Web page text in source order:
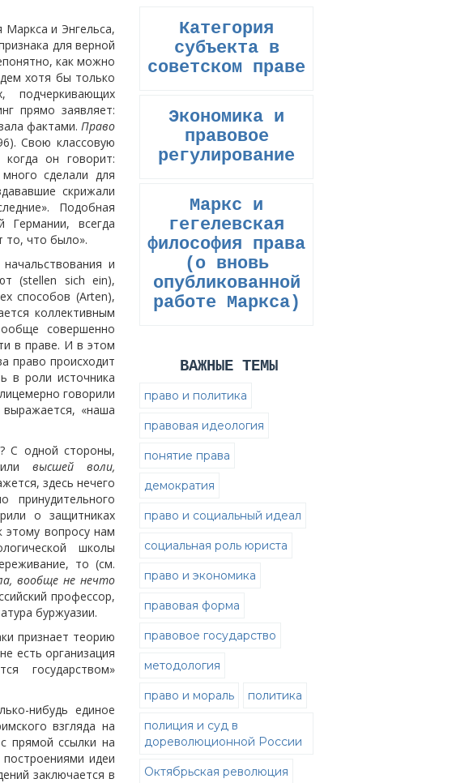
и Энгельса,
для верной
как можно
хотя бы только
подчеркивающих
прямо заявляет:
фактами. Право
Свою классовую
он говорит:
сделали для
скрижали
Подобная
Германии, всегда
то, что было».
и
(stellen sich ein),
способов (Arten),
коллективным
совершенно
в праве. И в этом
право происходит
в роли источника
говорили
«наша
С одной стороны,
иливысшей воли,
здесь нечего
принудительного
о защитниках
этому вопросу нам
школы
то (см.
вообще не нечто
профессор,
буржуазии.
признает теорию
есть организация
государством»
нибудь единое
взгляда на
прямой ссылки на
идеи
заключается в
Категория
субъекта в
советском праве
Экономика и
правовое
регулирование
Маркс и
гегелевская
философия права
(о вновь
опубликованной
работе Маркса)
ВАЖНЫЕ ТЕМЫ
право и политика
правовая идеология
понятие права
демократия
право и социальный идеал
социальная роль юриста
право и экономика
правовая форма
правовое государство
методология
право и мораль политика
полиция и суд в
дореволюционной России
Октябрьская революция